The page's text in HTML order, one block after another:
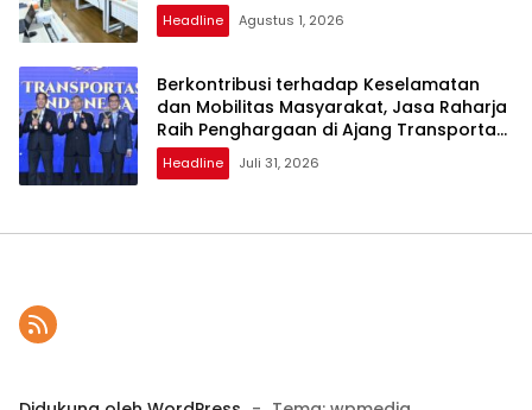
Headline Agustus 1, 2026
Berkontribusi terhadap Keselamatan
dan Mobilitas Masyarakat, Jasa Raharja
Raih Penghargaan di Ajang Transportasi
Indonesia Awards 2026
Headline Juli 31, 2026